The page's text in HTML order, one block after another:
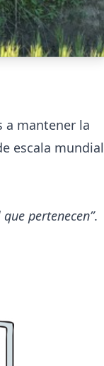
a mantener la
escala mundial
pertenecen”.